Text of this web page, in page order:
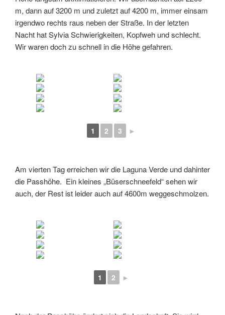
m, dann auf 3200 m und zuletzt auf 4200 m, immer einsam
irgendwo rechts raus neben der Straße. In der letzten
Nacht hat Sylvia Schwierigkeiten, Kopfweh und schlecht.
Wir waren doch zu schnell in die Höhe gefahren.
1 2 3 ►
Am vierten Tag erreichen wir die Laguna Verde und dahinter
die Passhöhe. Ein kleines „Büserschneefeld“ sehen wir
auch, der Rest ist leider auch auf 4600m weggeschmolzen.
1 2 ►